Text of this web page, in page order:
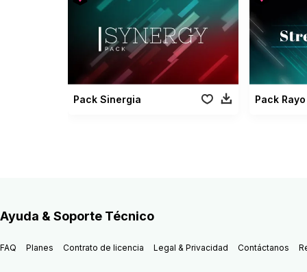
Pack Sinergia Pack
Ayuda & Soporte Técnico
FAQ Planes Contrato de licencia Legal & Privacidad Contáctanos